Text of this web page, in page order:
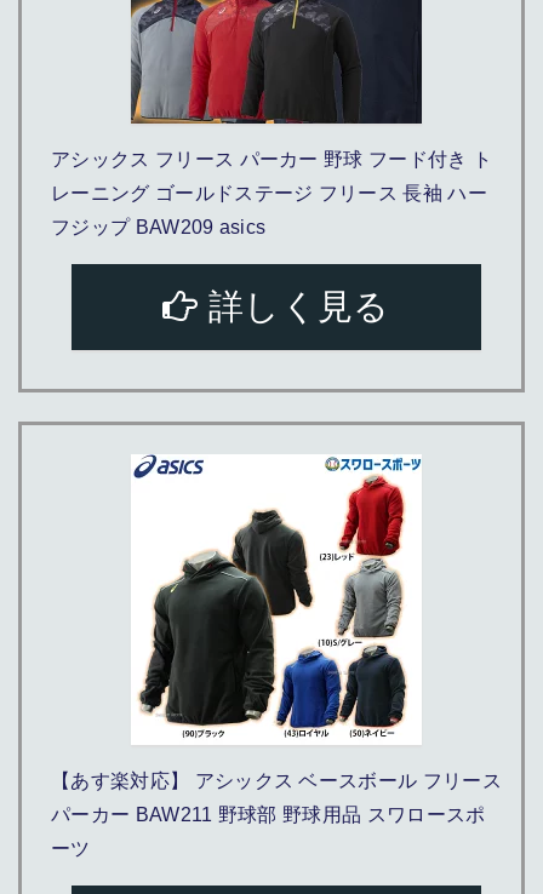
アシックス フリース パーカー 野球 フード付き ト
レーニング ゴールドステージ フリース 長袖 ハー
フジップ BAW209 asics
詳しく見る
【あす楽対応】 アシックス ベースボール フリース
パーカー BAW211 野球部 野球用品 スワロースポ
ーツ